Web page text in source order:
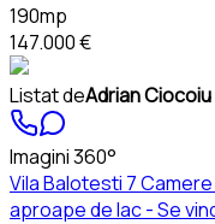
190mp
147.000 €
Listat deAdrian Ciocoiu
Imagini 360°
Vila Balotesti 7
aproape de lac - Se